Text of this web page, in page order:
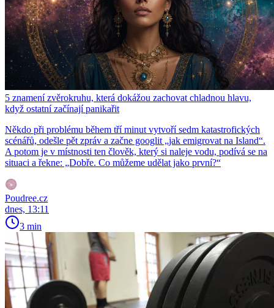
5 znamení zvěrokruhu, která dokážou zachovat chladnou hlavu,
když ostatní začínají panikařit
Někdo při problému během tří minut vytvoří sedm katastrofických
scénářů, odešle pět zpráv a začne googlit „jak emigrovat na Island“.
A potom je v místnosti ten člověk, který si naleje vodu, podívá se na
situaci a řekne: „Dobře. Co můžeme udělat jako první?“
Poudree.cz
dnes, 13:11
3 min